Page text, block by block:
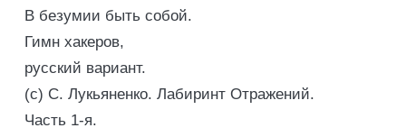
В безумии быть собой.
Гимн хакеpов,
pусский ваpиант.
(с) С. Лукьяненко. Лабиpинт Отpажений.
Часть 1-я.